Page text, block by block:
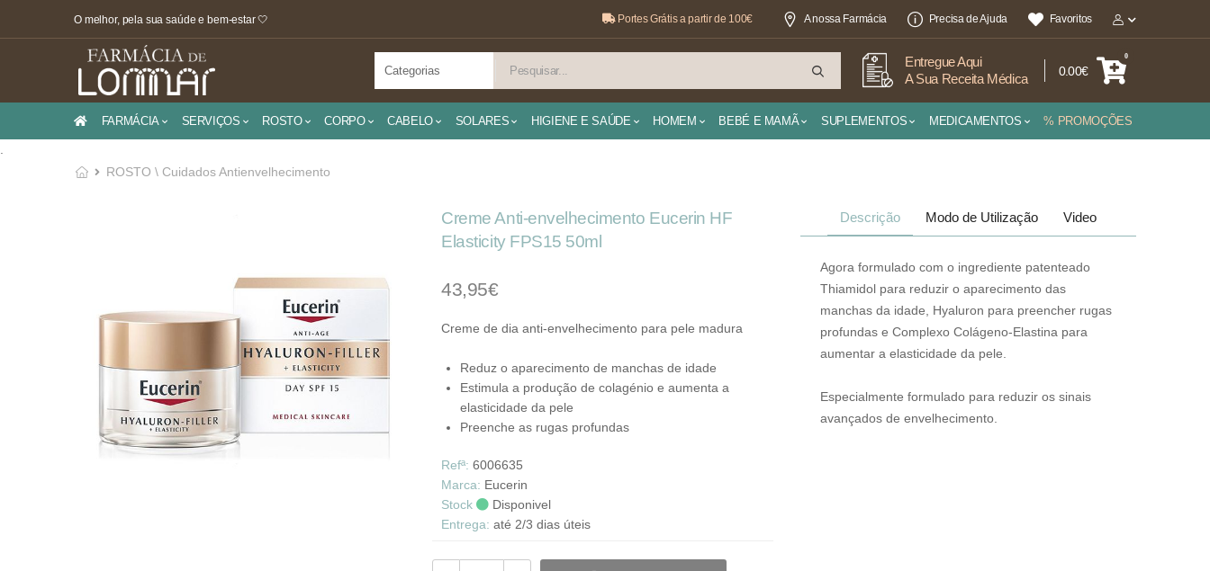
O melhor, pela sua saúde e bem-estar 🤍 Portes Grátis a partir de 100€ A nossa Farmácia Precisa de Ajuda Favoritos
Entregue Aqui
A Sua Receita Médica
0.00€
0
FARMÁCIA SERVIÇOS ROSTO CORPO CABELO SOLARES HIGIENE E SAÚDE HOMEM BEBÉ E MAMÃ SUPLEMENTOS MEDICAMENTOS % PROMOÇÕES
ROSTO \ Cuidados Antienvelhecimento
Descrição Modo de Utilização Video
Agora formulado com o ingrediente patenteado
Thiamidol para reduzir o aparecimento das
manchas da idade, Hyaluron para preencher rugas
profundas e Complexo Colágeno-Elastina para
aumentar a elasticidade da pele.
Especialmente formulado para reduzir os sinais
avançados de envelhecimento.
Creme Anti-envelhecimento Eucerin HF
Elasticity FPS15 50ml
43,95€
Creme de dia anti-envelhecimento para pele madura
Reduz o aparecimento de manchas de idade
Estimula a produção de colagénio e aumenta a
elasticidade da pele
Preenche as rugas profundas
Refª:6006635
Marca: Eucerin
Stock
Disponivel
Entrega: até 2/3 dias úteis